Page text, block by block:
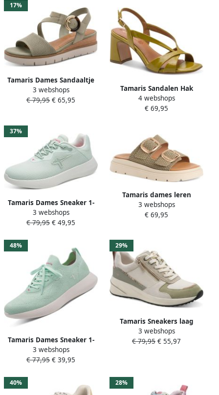
17%
Tamaris Dames Sandaaltje
1-28232-46 771
3 webshops
€ 79,95 € 65,95
Tamaris Sandalen Hak
Sandalen Hak Groen
4 webshops
€ 69,95
37%
Tamaris Dames Sneaker 1-
23710-46 760
3 webshops
€ 79,95 € 49,95
Tamaris dames leren
muiltjes 1-27239-42-712
damesschoenen sleehak
3 webshops
€ 69,95
48%
Tamaris Dames Sneaker 1-
23715-46 760
3 webshops
€ 77,95 € 39,95
29%
Tamaris Sneakers laag
lichtgroen natuurwit
3 webshops
€ 79,95 € 55,97
40% 28%